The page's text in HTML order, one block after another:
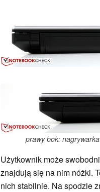
prawy bok:
Użytkownik może
znajdują się na nim nóżki.
nich stabilnie. Na spodzie